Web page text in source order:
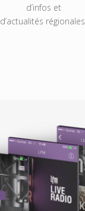
d’infos et
d’actualités régionales.